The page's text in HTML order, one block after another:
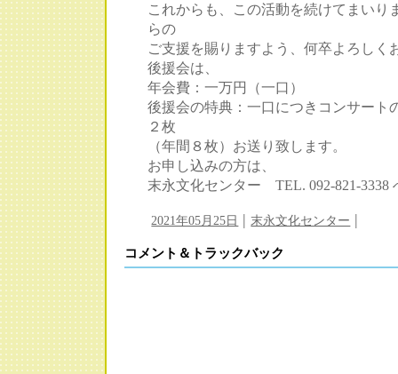
これからも、この活動を続けてまいり
らの
ご支援を賜りますよう、何卒よろしく
後援会は、
年会費：一万円（一口）
後援会の特典：一口につきコンサート
２枚
（年間８枚）お送り致します。
お申し込みの方は、
末永文化センター TEL. 092-821-3338
2021年05月25日 |末永文化センター |
コメント＆トラックバック